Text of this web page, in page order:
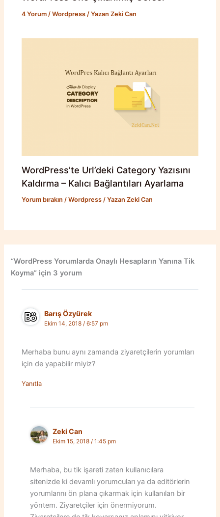
4 Yorum /Wordpress / Yazan Zeki Can
WordPress’te Url’deki Category Yazısını
Kaldırma – Kalıcı Bağlantıları Ayarlama
Yorum bırakın /Wordpress / Yazan Zeki Can
“WordPress Yorumlarda Onaylı Hesapların Yanına Tik
Koyma” için 3 yorum
Barış Özyürek
Ekim 14, 2018 / 6:57 pm
Merhaba bunu aynı zamanda ziyaretçilerin yorumları
için de yapabilir miyiz?
Yanıtla
Zeki Can
Ekim 15, 2018 / 1:45 pm
Merhaba, bu tik işareti zaten kullanıcılara
sitenizde ki devamlı yorumcuları ya da editörlerin
yorumlarını ön plana çıkarmak için kullanılan bir
yöntem. Ziyaretçiler için önermiyorum.